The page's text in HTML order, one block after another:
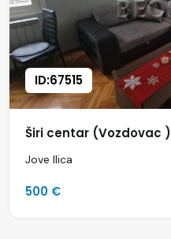
ID:67515
Širi centar (Vozdovac )
Jove Ilica
500 €